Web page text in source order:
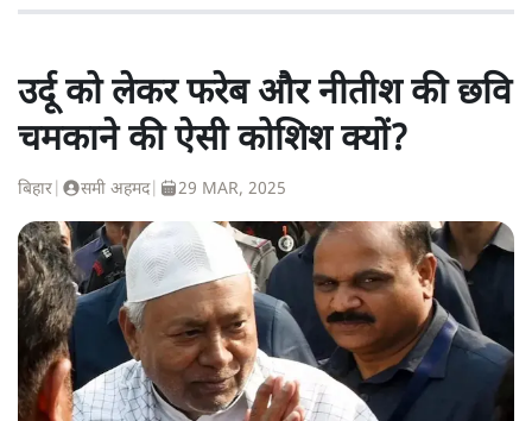
उर्दू को लेकर फरेब और नीतीश की छवि
चमकाने की ऐसी कोशिश क्यों?
बिहार समी अहमद| 29 MAR, 2025